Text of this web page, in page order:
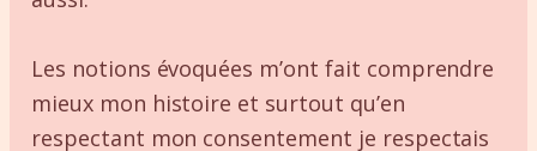
Les notions évoquées m’ont fait comprendre
mieux mon histoire et surtout qu’en
respectant mon consentement je respectais